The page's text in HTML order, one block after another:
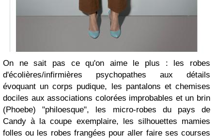
On ne sait pas ce qu'on aime le plus : les robes
d'écolières/infirmières psychopathes aux détails
évoquant un corps pudique, les pantalons et chemises
dociles aux associations colorées improbables et un brin
(Phoebe) "philoesque", les micro-robes du pays de
Candy à la coupe exemplaire, les silhouettes mamies
folles ou les robes frangées pour aller faire ses courses